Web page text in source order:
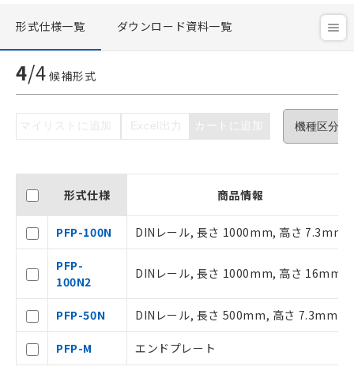
形式仕様一覧 ダウンロード資料一覧
4/4 候補形式
マイリストに追加 Excel出力 カートに追加
形式仕様 商品情報
PFP-100N DINレール, 長さ 1000mm, 高さ 7.3mm
PFP-
100N2
DINレール, 長さ 1000mm, 高さ 16mm
PFP-50N DINレール, 長さ 500mm, 高さ 7.3mm
PFP-M エンドプレート
号
○
△ 一定数には満たないが在庫あり
いては、お客様のお取引先、ま
以下の条件をお読みいただき、同意のうえ
本サービスは、当社制御機器事業取扱
商品の当社在庫状況および標準価格(税
当社制御機器事業取扱商品の中には、
本サービスの対象外となる商品もある
タに基づき作成されるものであり、閲
覧された時点での実際の在庫および標
準価格とは異なる場合があることをご
了承ください。
正式な納期状況および標準価格はお客
様のお取引先、またはお客様担当のオ
ムロン制御機器販売店・当社販売員に
ご相談ください。
オムロン制御機器販売店や当社販売拠
販売ネットワーク
ください。